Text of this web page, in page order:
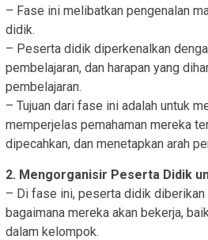
– Fase ini melibatkan pengenalan
didik.
– Peserta didik diperkenalkan
pembelajaran, dan harapan yang
pembelajaran.
– Tujuan dari fase ini adalah untuk
memperjelas pemahaman mereka
dipecahkan, dan menetapkan arah
2. Mengorganisir Peserta Didik
– Di fase ini, peserta didik diberikan
bagaimana mereka akan bekerja,
dalam kelompok.